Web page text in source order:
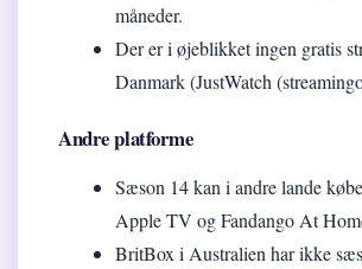
måneder.
Der er i øjeblikket ingen gratis
Danmark (JustWatch
Andre platforme
Sæson 14 kan i andre lande
Apple TV og Fandango At
BritBox i Australien har ikke